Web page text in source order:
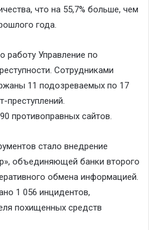
что на 55,7% больше, чем
года.
работу Управление по
Сотрудниками
11 подозреваемых по 17
преступлений.
противоправных сайтов.
стало внедрение
объединяющей банки второго
обмена информацией.
1 056 инцидентов,
похищенных средств